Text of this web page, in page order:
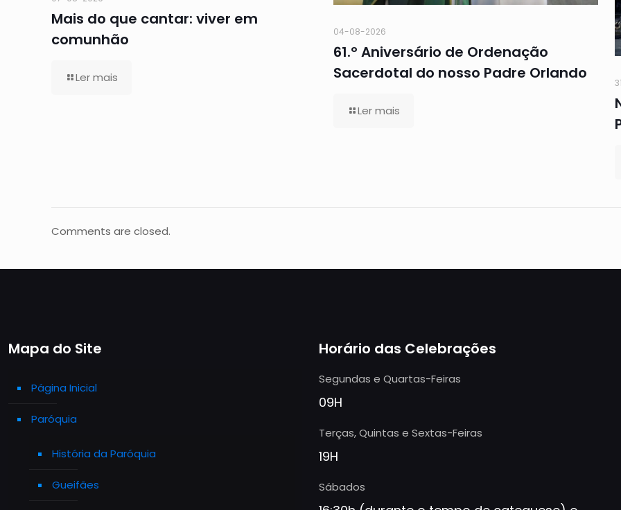
Mais do que cantar: viver em
comunhão
Ler mais
04-08-2026
61.º Aniversário de Ordenação
Sacerdotal do nosso Padre Orlando
Ler mais
Comments are closed.
Mapa do Site
Página Inicial
Paróquia
História da Paróquia
Gueifães
Horário das Celebrações
Segundas e Quartas-Feiras
09H
Terças, Quintas e Sextas-Feiras
19H
Sábados